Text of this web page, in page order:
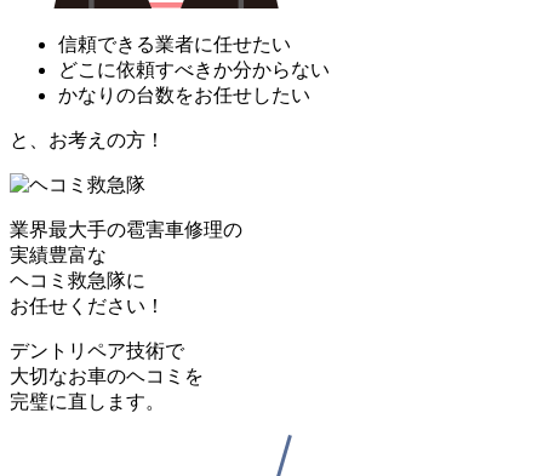
信頼できる業者に任せたい
どこに依頼すべきか分からない
かなりの台数をお任せしたい
と、お考えの方！
業界最大手の雹害車修理の
実績豊富な
ヘコミ救急隊に
お任せください！
デントリペア技術で
大切なお車のヘコミを
完璧に直します。